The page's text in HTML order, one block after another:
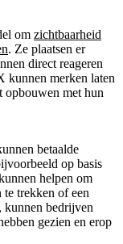
om zichtbaarheid
. Ze plaatsen er
direct reageren
kunnen merken laten
opbouwen met hun
betaalde
op basis
helpen om
te trekken of een
kunnen bedrijven
gezien en erop